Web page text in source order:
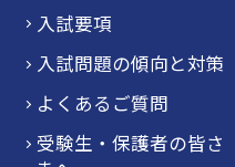
入試要項
入試問題の傾向と対策
よくあるご質問
受験生・保護者の皆さ